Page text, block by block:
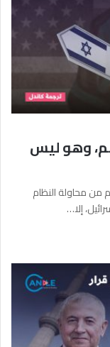
وهو ليس
من محاولة النظام
إلا…